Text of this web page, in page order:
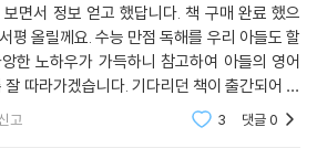
달라질 겁니다. 단지 학문으로서의 영어가 아
인문학으로서 영어를 대할 거예요.
방법의 원리와 문해력에 대해 설명을 할게요.
길을 발견할 수 있을 것이다.
별한 점]
학습을 중시하는 공부법이다.
독서법을 다룸으로써 학습의 기초체력를 다
사랑하며 공부했으면 하는 작가님의 마음이
교육을 어떻게 시켜야 할지 모르겠는 우리나라
도움을 받아갈 수 있길 바랍니다.
면서 정보 얻고 했답니다. 책 구매 완료 했으
평 올릴께요. 수능 만점 독해를 우리 아들도 할
따라가겠습니다. 기다리던 책이 출간되어 오
느끼고 있네여. 엄마의 공부가 제대로 되어
고 3 댓글0